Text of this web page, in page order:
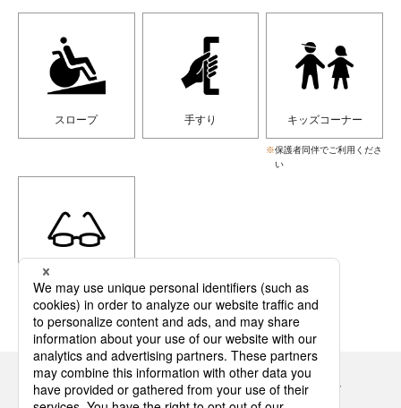
スロープ 手すり キッズコーナー
※保護者同伴でご利用くださ
い
老眼鏡貸出
Panasonicの住まい・くらし SNSアカウント